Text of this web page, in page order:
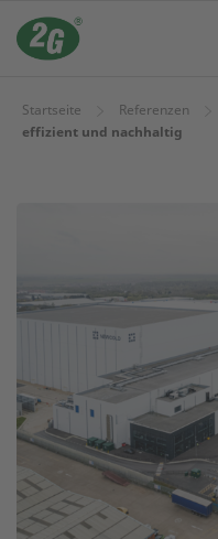
Startseite Referenzen
effizient und nachhaltig